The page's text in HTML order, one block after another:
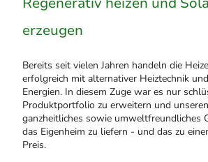
erzeugen
Bereits seit vielen Jahren handeln die
erfolgreich mit alternativer Heiztechnik
Energien. In diesem Zuge war es nur
Produktportfolio zu erweitern und
ganzheitliches sowie umweltfreundliches
das Eigenheim zu liefern - und das zu
Preis.